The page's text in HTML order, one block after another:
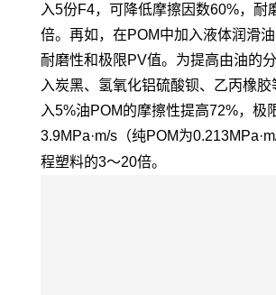
入5份F4，可降低摩擦因数60%，耐
倍。再如，在POM中加入液体润滑
耐磨性和极限PV值。为提高由油的
入炭黑、氢氧化铝硫酸钡、乙丙橡胶
入5%油POM的摩擦性提高72%，极
3.9MPa·m/s（纯POM为
程塑料的3～20倍。